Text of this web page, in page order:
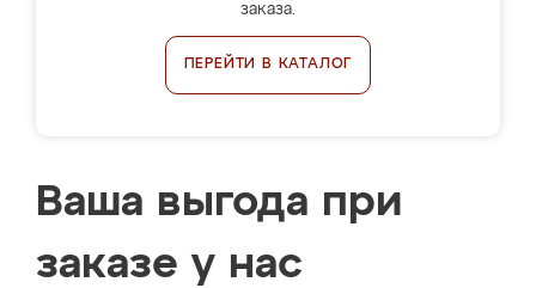
заказа.
ПЕРЕЙТИ В КАТАЛОГ
Ваша выгода при
заказе у нас